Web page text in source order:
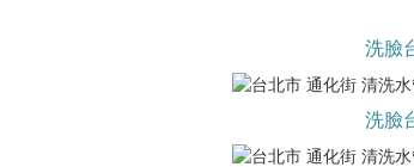
洗臉
洗臉